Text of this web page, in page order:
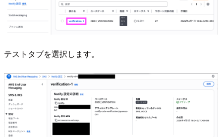
テストタブを選択します。